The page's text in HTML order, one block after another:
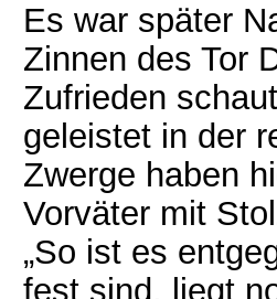
Es war später
Zinnen des Tor
Zufrieden
geleistet in der
Zwerge haben
Vorväter mit
„So ist es
fest sind, liegt